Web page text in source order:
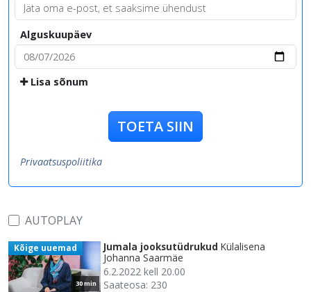
Alguskuupäev
Lisa sõnum
TOETA SIIN
Privaatsuspoliitika
AUTOPLAY
30 min
Kõige uuemad Jumala jooksutüdrukud Külalisena
Johanna Saarmäe
6.2.2022 kell 20.00
Saateosa: 230